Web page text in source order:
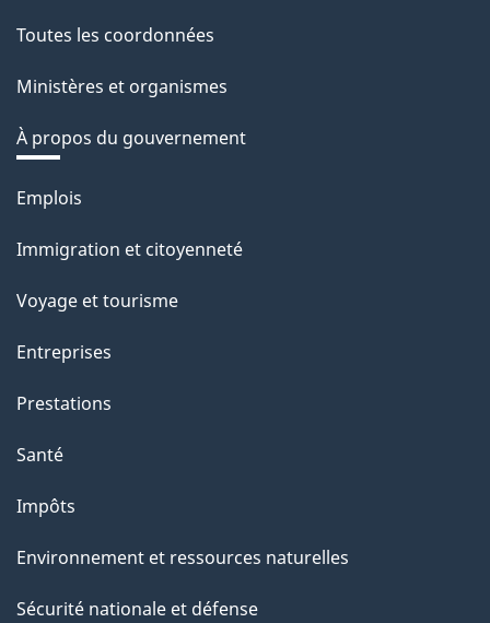
Toutes les coordonnées
Ministères et organismes
À propos du gouvernement
Thèmes
sujets
Emplois
Immigration et citoyenneté
Voyage et tourisme
Entreprises
Prestations
Santé
Impôts
Environnement et ressources naturelles
Sécurité nationale et défense